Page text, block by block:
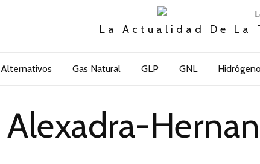
La Actualidad De La
Alternativos Gas Natural GLP GNL Hidrógeno
Alexadra-